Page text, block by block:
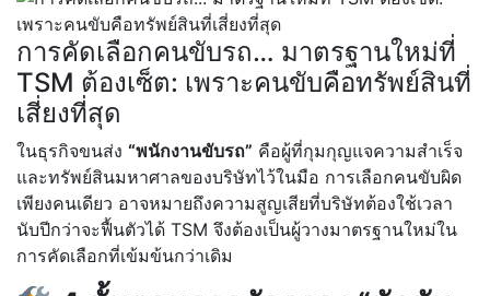
การคัดเลือกคนขับรถ… มาตรฐานใหม่ที่
TSM ต้องเซ็ต: เพราะคนขับคือทรัพย์สินที่
เสี่ยงที่สุด
ในธุรกิจขนส่ง “พนักงานขับรถ” คือผู้ที่กุมกุญแจความสำเร็จ
และทรัพย์สินมหาศาลของบริษัทไว้ในมือ การเลือกคนขับผิด
เพียงคนเดียว อาจหมายถึงความสูญเสียที่บริษัทต้องใช้เวลา
นับปีกว่าจะฟื้นตัวได้ TSM จึงต้องเป็นผู้วางมาตรฐานใหม่ใน
การคัดเลือกที่เข้มข้นกว่าเดิม